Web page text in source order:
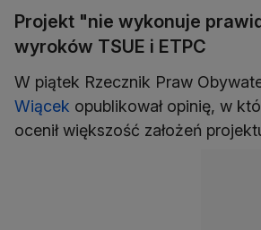
Projekt "nie wykonuje
wyroków TSUE i ETPC
W piątek Rzecznik Praw
Wiącek opublikował opinię, w
ocenił większość założeń